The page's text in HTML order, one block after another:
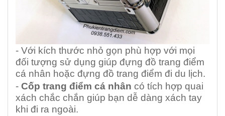
- Với kích thước nhỏ gọn phù hợp với mọi
đối tượng sử dụng giúp đựng đồ trang điểm
cá nhân hoặc đựng đồ trang điểm đi du lịch.
- Cốp trang điểm cá nhân có tích hợp quai
xách chắc chắn giúp bạn dễ dàng xách tay
khi đi ra ngoài.